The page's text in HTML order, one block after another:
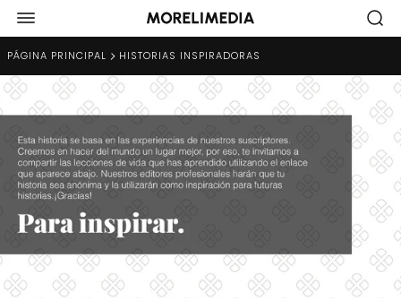
PÁGINA PRINCIPAL HISTORIAS INSPIRADORAS